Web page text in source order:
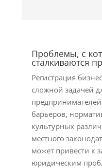
Проблемы, с
сталкиваются
Регистрация
сложной задачей
барьеров,
культурных
местного
может привести к
юридическим